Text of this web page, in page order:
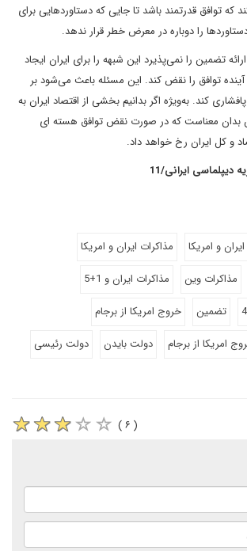
که توافق قدرتمند باشد تا جایی که دستاوردهایی برای
را دوباره در معرض خطر قرار ندهد.
تضمین را نمی‌پذیرد این شبهه را برای ایران ایجاد
توافق را نقض کند. این مسئله باعث می‌شود بر
کند. به‌ویژه اگر بدانیم بخشی از اقتصاد ایران به
بدان معناست که در صورت نقض توافق هسته ای
و کل ایران رخ خواهد داد.
دیپلماسی ایرانی/11
ایران و امریکا
مذاکرات ایران و امریکا
مذاکرات وین
مذاکرات ایران و 1+5
تضمین
خروج امریکا از برجام
امریکا از برجام
دولت بایدن دولت رئیسی
( ۶ )